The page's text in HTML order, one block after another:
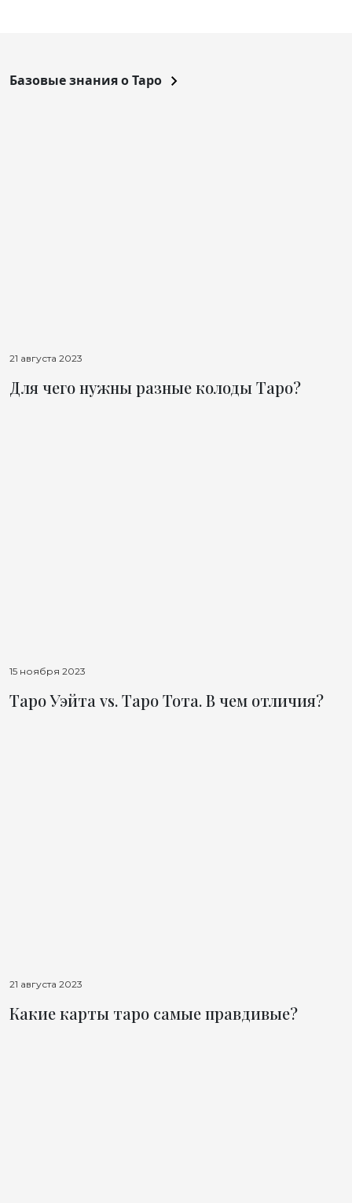
Базовые знания о Таро
21 августа 2023
Для чего нужны разные колоды Таро?
15 ноября 2023
Таро Уэйта vs. Таро Тота. В чем отличия?
21 августа 2023
Какие карты таро самые правдивые?